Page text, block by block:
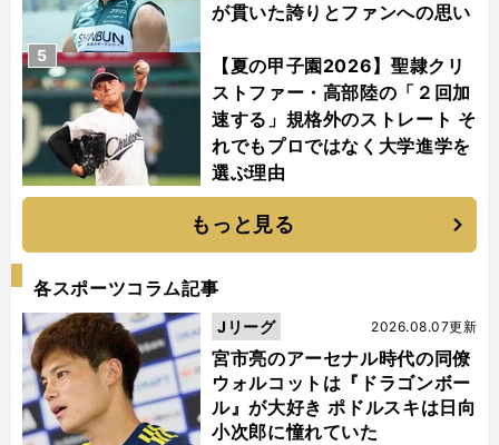
が貫いた誇りとファンへの思い
【夏の甲子園2026】聖隷クリ
ストファー・高部陸の「２回加
速する」規格外のストレート そ
れでもプロではなく大学進学を
選ぶ理由
5
もっと見る
各スポーツコラム記事
宮市亮のアーセナル時代の同僚
ウォルコットは『ドラゴンボー
ル』が大好き ポドルスキは日向
小次郎に憧れていた
2026.08.07更新
Jリーグ